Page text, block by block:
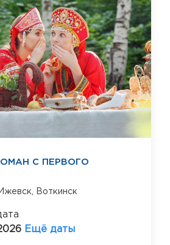
С ПЕРВОГО
Ижевск, Воткинск
Ещё даты